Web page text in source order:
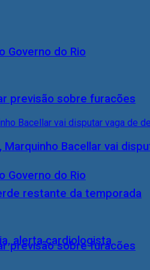
Governo do Rio
previsão sobre furacões
Governo do Rio
previsão sobre furacões
Bacellar vai
restante da temporada
alerta cardiologista